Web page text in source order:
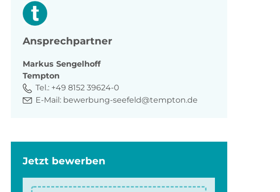
Ansprechpartner
Markus Sengelhoff
Tempton
Tel.: +49 8152 39624-0
E-Mail: bewerbung-seefeld@tempton.de
Jetzt bewerben